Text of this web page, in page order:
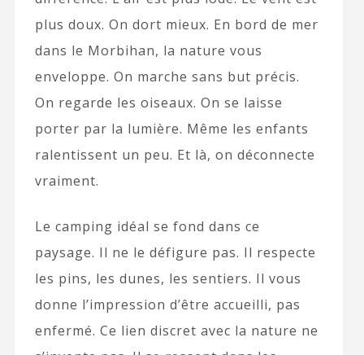
plus doux. On dort mieux. En bord de mer
dans le Morbihan, la nature vous
enveloppe. On marche sans but précis.
On regarde les oiseaux. On se laisse
porter par la lumière. Même les enfants
ralentissent un peu. Et là, on déconnecte
vraiment.
Le camping idéal se fond dans ce
paysage. Il ne le défigure pas. Il respecte
les pins, les dunes, les sentiers. Il vous
donne l’impression d’être accueilli, pas
enfermé. Ce lien discret avec la nature ne